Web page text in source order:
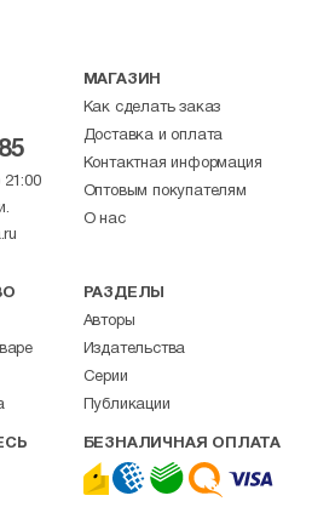
МАГАЗИН
Как сделать заказ
Доставка и оплата
Контактная информация
Оптовым покупателям
О нас
РАЗДЕЛЫ
Авторы
Издательства
Серии
Публикации
БЕЗНАЛИЧНАЯ ОПЛАТА